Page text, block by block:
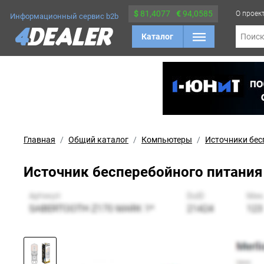
Информационный сервис b2b $ 81,4077 €94,0585
Каталог
О
Поиск
Главная Общий каталог Компьютеры Источники
Источник бесперебойного